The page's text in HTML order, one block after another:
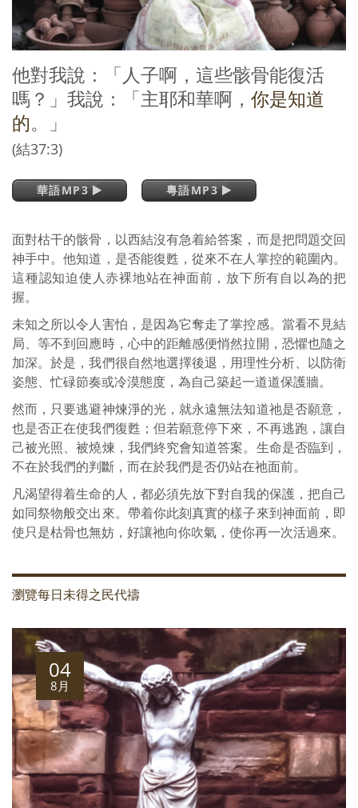
他對我說：「人子啊，這些骸骨能復活
嗎？」我說：「主耶和華啊， 你是知道
的。」
(結37:3)
華語MP3 粵語MP3
面對枯干的骸骨，以西結沒有急着給答案，而是把問題交回
神手中。他知道，是否能復甦，從來不在人掌控的範圍內。
這種認知迫使人赤裸地站在神面前，放下所有自以為的把
握。
未知之所以令人害怕，是因為它奪走了掌控感。當看不見結
局、等不到回應時，心中的距離感便悄然拉開，恐懼也隨之
加深。於是，我們很自然地選擇後退，用理性分析、以防衛
姿態、忙碌節奏或冷漠態度，為自己築起一道道保護牆。
然而，只要逃避神煉淨的光，就永遠無法知道祂是否願意，
也是否正在使我們復甦；但若願意停下來，不再逃跑，讓自
己被光照、被燒煉，我們終究會知道答案。生命是否臨到，
不在於我們的判斷，而在於我們是否仍站在祂面前。
凡渴望得着生命的人，都必須先放下對自我的保護，把自己
如同祭物般交出來。帶着你此刻真實的樣子來到神面前，即
使只是枯骨也無妨，好讓祂向你吹氣，使你再一次活過來。
瀏覽每日未得之民代禱
04
8月